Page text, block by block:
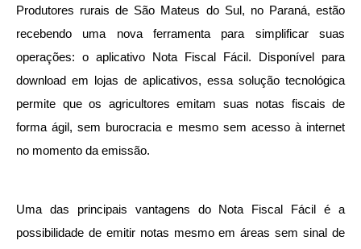
Previdência Complementar
Cadastro para Castração
Feriados Municipais
Imprensa
Recebimento de Recursos
Produtores rurais de São Mateus do Sul, no Paraná, estão
recebendo uma nova ferramenta para simplificar suas
operações: o aplicativo Nota Fiscal Fácil. Disponível para
download em lojas de aplicativos, essa solução tecnológica
permite que os agricultores emitam suas notas fiscais de
forma ágil, sem burocracia e mesmo sem acesso à internet
no momento da emissão.
Uma das principais vantagens do Nota Fiscal Fácil é a
possibilidade de emitir notas mesmo em áreas sem sinal de